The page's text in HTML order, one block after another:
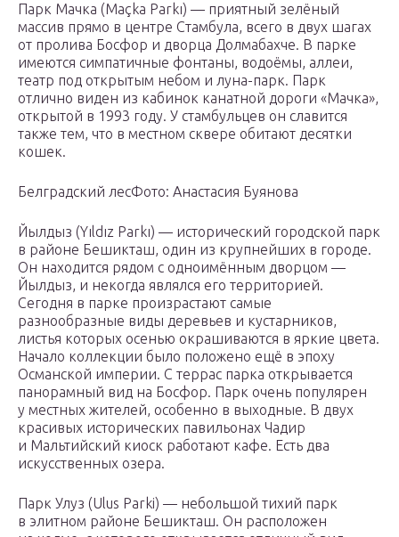
Парк Мачка (Maçka Parkı) — приятный зелёный
массив прямо в центре Стамбула, всего в двух шагах
от пролива Босфор и дворца Долмабахче. В парке
имеются симпатичные фонтаны, водоёмы, аллеи,
театр под открытым небом и луна-парк. Парк
отлично виден из кабинок канатной дороги «Мачка»,
открытой в 1993 году. У стамбульцев он славится
также тем, что в местном сквере обитают десятки
кошек.
Белградский лесФото: Анастасия Буянова
Йылдыз (Yıldız Parkı) — исторический городской парк
в районе Бешикташ, один из крупнейших в городе.
Он находится рядом с одноимённым дворцом —
Йылдыз, и некогда являлся его территорией.
Сегодня в парке произрастают самые
разнообразные виды деревьев и кустарников,
листья которых осенью окрашиваются в яркие цвета.
Начало коллекции было положено ещё в эпоху
Османской империи. С террас парка открывается
панорамный вид на Босфор. Парк очень популярен
у местных жителей, особенно в выходные. В двух
красивых исторических павильонах Чадир
и Мальтийский киоск работают кафе. Есть два
искусственных озера.
Парк Улуз (Ulus Parki) — небольшой тихий парк
в элитном районе Бешикташ. Он расположен